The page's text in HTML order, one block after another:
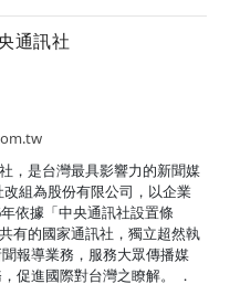
通訊社
，是台灣最具影響力的新聞媒
組為股份有限公司，以企業
依據「中央通訊社設置條
有的國家通訊社，獨立超然執
報導業務，服務大眾傳播媒
促進國際對台灣之瞭解。 ．